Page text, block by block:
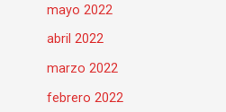
mayo 2022
abril 2022
marzo 2022
febrero 2022